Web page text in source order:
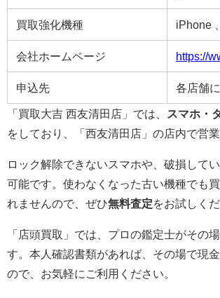
買取強化機種 iPhone
会社ホームページ https://
申込先 各店舗
「買取大吉 西友清田店」では、
スマホ・
をしており、「西友清田店」の店内で営業
ロック解除できないスマホや、破損して
可能です。使わなくなった古い機種でも買
れませんので、ぜひ無料査定をお試しくだ
「店頭買取」では、プロの鑑定士がその
す。本人確認書類があれば、その場で現
ので、お気軽にご利用ください。